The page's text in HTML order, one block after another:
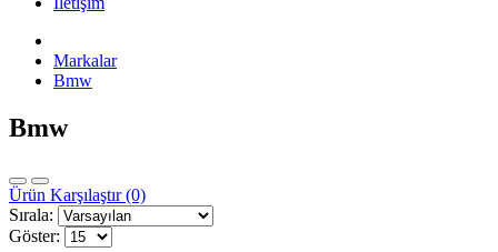
Markalar
Bmw
Bmw
Ürün Karşılaştır (0)
Sırala:
Göster: